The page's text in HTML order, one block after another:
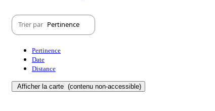
Trier par Pertinence
Pertinence
Date
Distance
Afficher la carte (contenu non-accessible)